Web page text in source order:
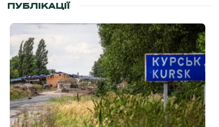
ПУБЛІКАЦІЇ